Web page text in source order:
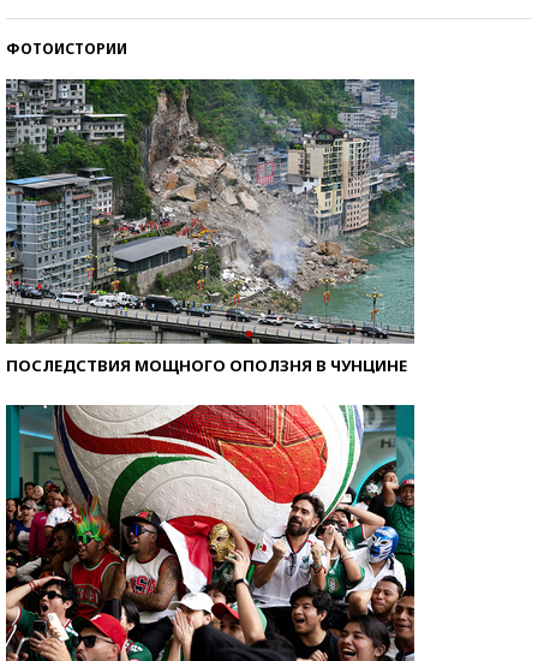
ФОТОИСТОРИИ
ПОСЛЕДСТВИЯ МОЩНОГО ОПОЛЗНЯ В ЧУНЦИНЕ